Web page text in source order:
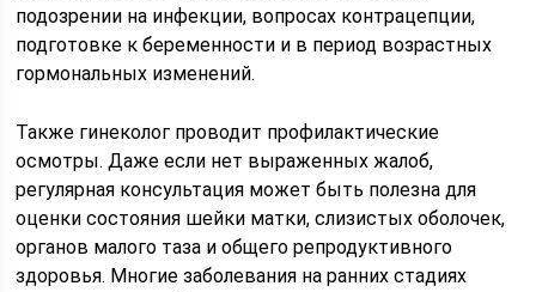
подозрении на инфекции, вопросах контрацепции,
подготовке к беременности и в период возрастных
гормональных изменений.
Также гинеколог проводит профилактические
осмотры. Даже если нет выраженных жалоб,
регулярная консультация может быть полезна для
оценки состояния шейки матки, слизистых оболочек,
органов малого таза и общего репродуктивного
здоровья. Многие заболевания на ранних стадиях